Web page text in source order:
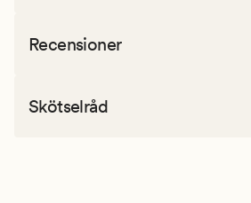
Recensioner
Skötselråd